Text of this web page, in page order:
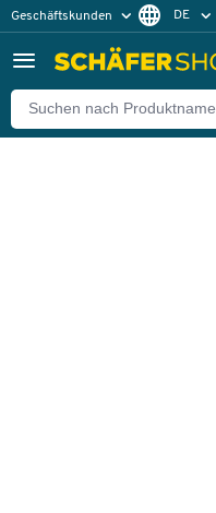
Geschäftskunden DE
Zurück